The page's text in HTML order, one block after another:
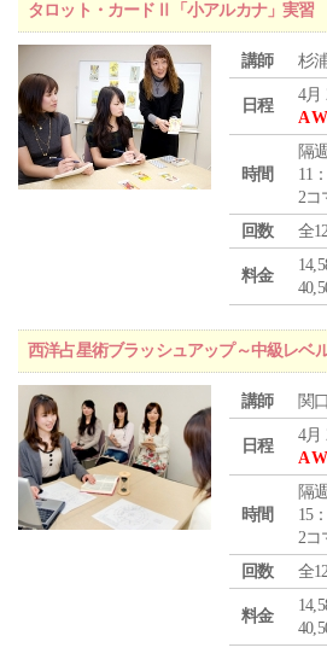
タロット・カードⅡ「小アルカナ」実習
講師 杉
日程
4月
A
時間
隔
11
2コ
回数
全
料金
西洋占星術ブラッシュアップ～中級レベ
講師 関
日程
4月
A
時間
隔
15
2コ
回数
全
料金